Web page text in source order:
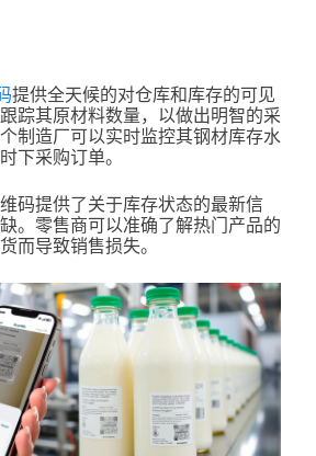
提供全天候的对仓库和库存的可见
踪其原材料数量，以做出明智的采
制造厂可以实时监控其钢材库存水
下采购订单。
码提供了关于库存状态的最新信
。零售商可以准确了解热门产品的
而导致销售损失。